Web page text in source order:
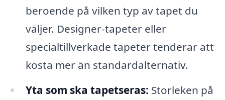
beroende på vilken typ av tapet du
väljer. Designer-tapeter eller
specialtillverkade tapeter tenderar att
kosta mer än standardalternativ.
Yta som ska tapetseras: Storleken på